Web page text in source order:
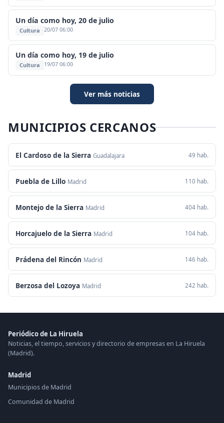
Un día como hoy, 20 de julio
Cultura 20/07 06:00
Un día como hoy, 19 de julio
Cultura 19/07 06:00
Ver más noticias
MUNICIPIOS CERCANOS
El Cardoso de la Sierra Guadalajara 49 hab.
Puebla de Lillo Madrid 110 hab.
Montejo de la Sierra Madrid 404 hab.
Horcajuelo de la Sierra Madrid 104 hab.
Prádena del Rincón Madrid 146 hab.
Berzosa del Lozoya Madrid 242 hab.
Periódico de La Hiruela
Noticias, el tiempo, servicios y directorio de empresas en La Hiruela
(Madrid).
Madrid
Municipios de Madrid
Comunidad de Madrid